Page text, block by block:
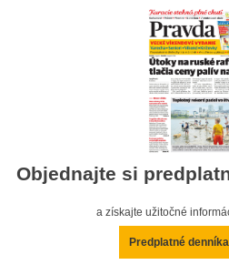
Objednajte si
a získajte užitočné
Predplatné